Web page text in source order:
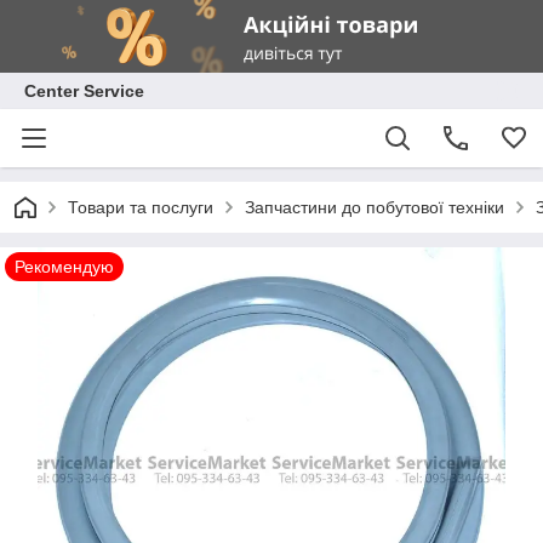
Center Service
Товари та послуги Запчастини до побутової техніки
Рекомендую